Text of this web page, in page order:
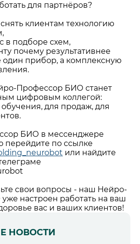
для партнёров?
клиентам технологию
в подборе схем,
почему результативнее
один прибор, а комплексную
Профессор БИО станет
цифровым коллегой:
обучения, для продаж, для
БИО в мессенджере
перейдите по ссылке
или найдите
свои вопросы - наш Нейро-
настроен работать на ваш
вас и ваших клиентов!
НОВОСТИ